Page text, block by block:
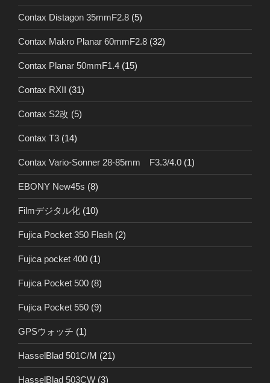
Contax Distagon 35mmF2.8 (5)
Contax Makro Planar 60mmF2.8 (32)
Contax Planar 50mmF1.4 (15)
Contax RXII (31)
Contax S2改 (5)
Contax T3 (14)
Contax Vario-Sonner 28-85mm F3.3/4.0 (1)
EBONY New45s (8)
Filmデジタル化 (10)
Fujica Pocket 350 Flash (2)
Fujica pocket 400 (1)
Fujica Pocket 500 (8)
Fujica Pocket 550 (9)
GPSウォッチ (1)
HasselBlad 501C/M (21)
HasselBlad 503CW (3)